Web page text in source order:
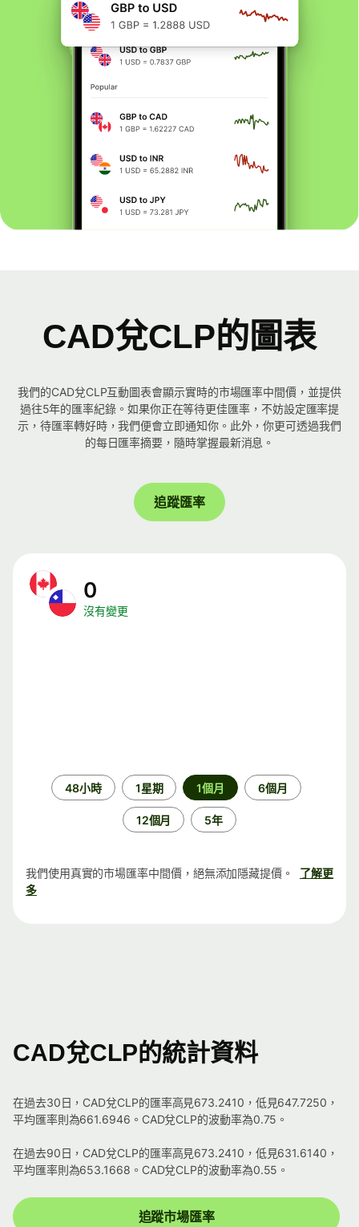
CAD兌CLP的圖表
我們的CAD兌CLP互動圖表會顯示實時的市場匯率中間價，並提供
過往5年的匯率紀錄。如果你正在等待更佳匯率，不妨設定匯率提
示，待匯率轉好時，我們便會立即通知你。此外，你更可透過我們
的每日匯率摘要，隨時掌握最新消息。
追蹤匯率
0
沒有變更
48小時 1星期 1個月 6個月
12個月 5年
我們使用真實的市場匯率中間價，絕無添加隱藏提價。
了解更
多
CAD兌CLP的統計資料
在過去30日，CAD兌CLP的匯率高見673.2410，低見647.7250，
平均匯率則為661.6946。CAD兌CLP的波動率為0.75。
在過去90日，CAD兌CLP的匯率高見673.2410，低見631.6140，
平均匯率則為653.1668。CAD兌CLP的波動率為0.55。
追蹤市場匯率